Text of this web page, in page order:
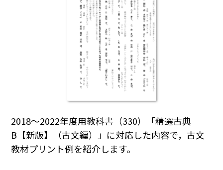
2018～2022年度用教科書（330）「精選古典
B【新版】（古文編）」に対応した内容で，古文
教材プリント例を紹介します。